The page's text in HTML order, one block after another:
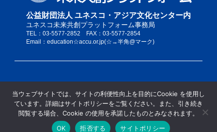
公益財団法人 ユネスコ・アジア文化センター内
ユネスコ未来共創プラットフォーム事務局
TEL：03-5577-2852 FAX：03-5577-2854
Email：education☆accu.or.jp(☆→半角@マーク)
サイトポリシー
当サイトの推奨ブラウザ
サイトマップ
当ウェブサイトでは、サイトの利便性向上を目的にCookie を使用し
ています。詳細はサイトポリシーをご覧ください。また、引き続き
閲覧する場合、Cookie の使用を承諾したものとみなされます。
OK
拒否する サイトポリシー